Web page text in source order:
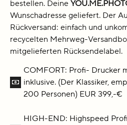
bestellen. Deine
Wunschadresse geliefert. Der
Rückversand: einfach und
recycelten Mehrweg-
mitgelieferten Rücksendelabel.
COMFORT: Profi- Drucker
inklusive. (Der Klassiker,
200 Personen) EUR 399,-€
HIGH-END: Highspeed